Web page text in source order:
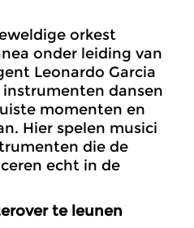
orkest
onder leiding van
Leonardo Garcia
dansen
momenten en
Hier spelen musici
die de
echt in de
te leunen